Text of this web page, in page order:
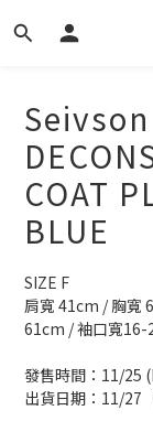
Seivson
COAT
BLUE
SIZE F
肩寬 41cm / 胸寬
61cm / 袖口寬16-
發售時間：11/25
出貨日期：11/27